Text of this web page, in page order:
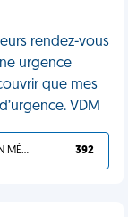
rendez-vous
urgence
que mes
VDM
TU L'AS BIEN MÉRITÉ 392